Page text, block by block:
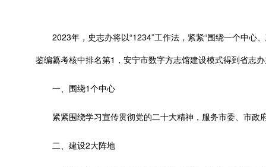
2023年，史志办将以“1234”工作法，紧紧“围绕一个中心、
鉴编纂考核中排名第1，安宁市数字方志馆建设模式得到省志
一、围绕1个中心
紧紧围绕学习宣传贯彻党的二十大精神，服务市委、市政
二、建设2大阵地